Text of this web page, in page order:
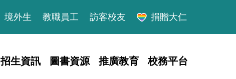
境外生 教職員工 訪客校友 捐贈大仁
招生資訊 圖書資源 推廣教育 校務平台